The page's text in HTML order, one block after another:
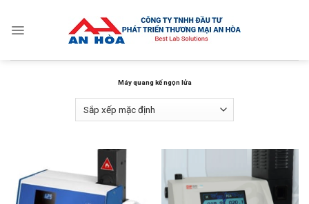
content
Máy quang kế ngọn lửa